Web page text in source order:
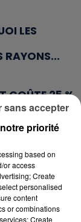
LES
RAYONS...
COÛTE 25 %
CINQ ANS,
QUI
RAPPORT...
priorité
based on
or access
Create
personalised
content
or combinations
Create
sans accepter